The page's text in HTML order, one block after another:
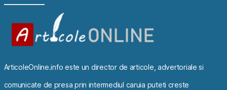
ArticoleOnline.info este un director de articole, advertoriale si
comunicate de presa prin intermediul caruia puteti creste